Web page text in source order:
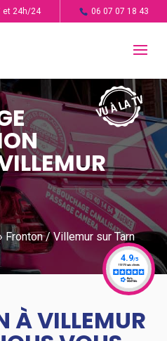
et 24h/24 06 07 07 18 43
Fronton / Villemur sur Tarn
À VILLEMUR